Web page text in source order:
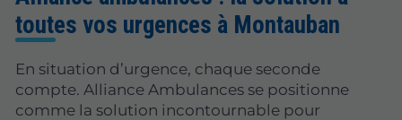
toutes vos urgences à Montauban
En situation d’urgence, chaque seconde
compte. Alliance Ambulances se positionne
comme la solution incontournable pour